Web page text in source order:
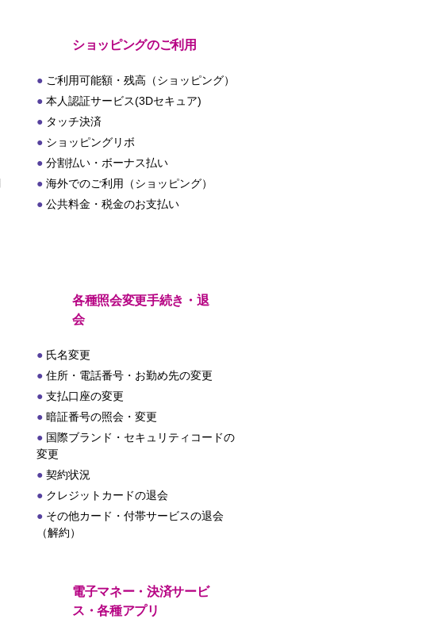
ショッピングのご利用
ご利用可能額・残高（ショッピング）
本人認証サービス(3Dセキュア)
タッチ決済
ショッピングリボ
分割払い・ボーナス払い
海外でのご利用（ショッピング）
公共料金・税金のお支払い
各種照会変更手続き・退
会
氏名変更
住所・電話番号・お勤め先の変更
支払口座の変更
暗証番号の照会・変更
国際ブランド・セキュリティコードの
変更
契約状況
クレジットカードの退会
その他カード・付帯サービスの退会
（解約）
電子マネー・決済サービ
ス・各種アプリ